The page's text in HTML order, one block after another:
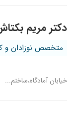
دکتر مریم
متخصص نوزادان و
خیابان آمادگاه،ساختم...